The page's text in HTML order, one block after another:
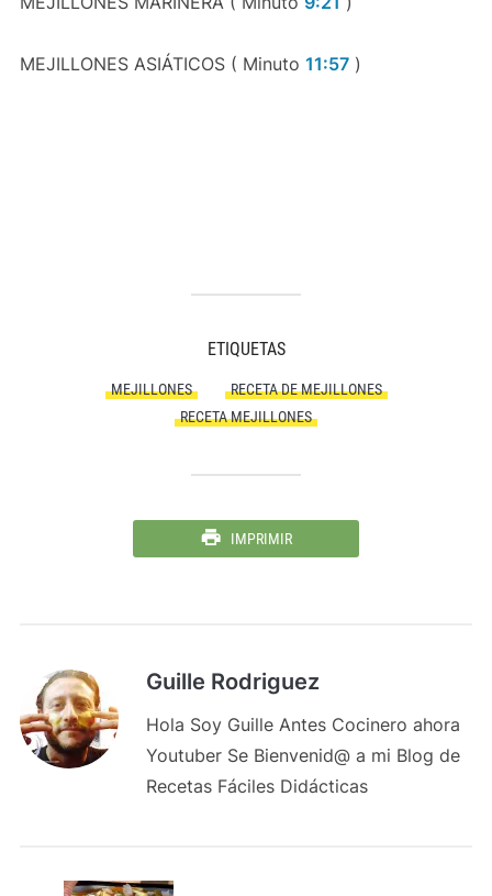
MEJILLONES ASIÁTICOS ( Minuto 11:57)
ETIQUETAS
MEJILLONES
RECETA DE MEJILLONES
RECETA MEJILLONES
IMPRIMIR
Guille Rodriguez
Hola Soy Guille Antes Cocinero ahora
Youtuber Se Bienvenid@ a mi Blog de
Recetas Fáciles Didácticas